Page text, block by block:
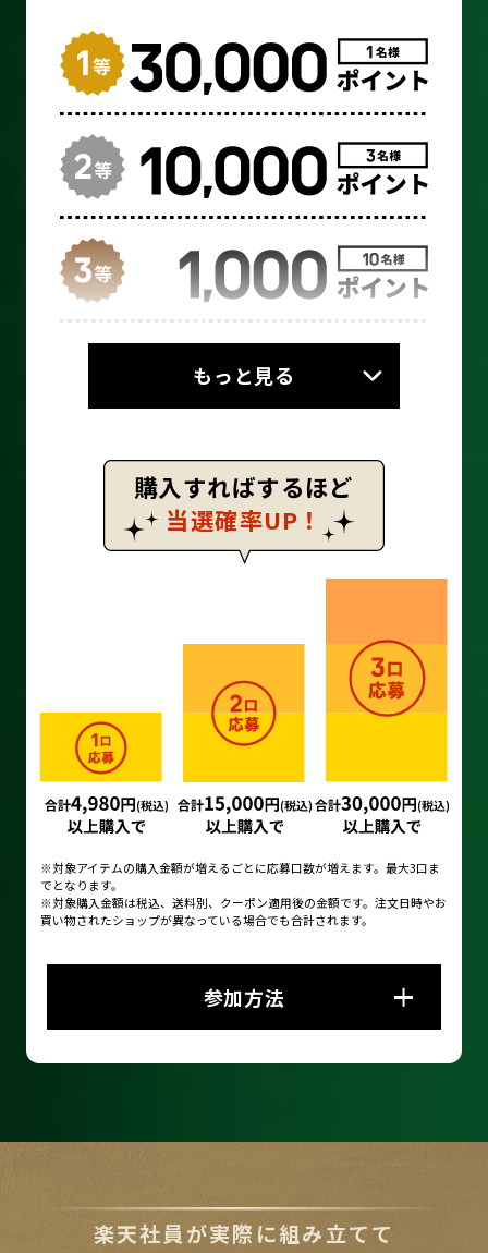
もっと見る
購入すればするほど
当選確率UP！
※対象アイテムの購入金額が増えるごとに応募口数が増えます。最大3口ま
でとなります。
※対象購入金額は税込、送料別、クーポン適用後の金額です。注文日時やお
買い物されたショップが異なっている場合でも合計されます。
参加方法
楽天社員が実際に組み立てて